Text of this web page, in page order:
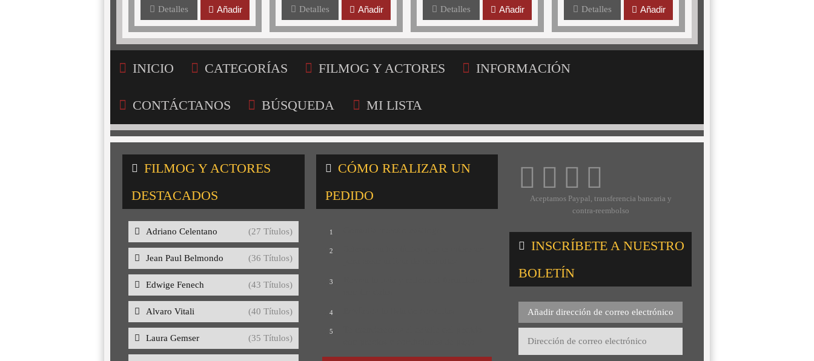
Detalles Añadir Detalles Añadir Detalles Añadir Detalles Añadir
INICIO CATEGORÍAS FILMOG Y ACTORES INFORMACIÓN
CONTÁCTANOS BÚSQUEDA MI LISTA
FILMOG Y ACTORES
DESTACADOS
Adriano Celentano (27 Títulos)
Jean Paul Belmondo (36 Títulos)
Edwige Fenech (43 Títulos)
Alvaro Vitali (40 Títulos)
Laura Gemser (35 Títulos)
CÓMO REALIZAR UN
PEDIDO
1
2
3
4
5
Aceptamos Paypal, transferencia bancaria y
contra-reembolso
INSCRÍBETE A NUESTRO
BOLETÍN
Añadir dirección de correo electrónico